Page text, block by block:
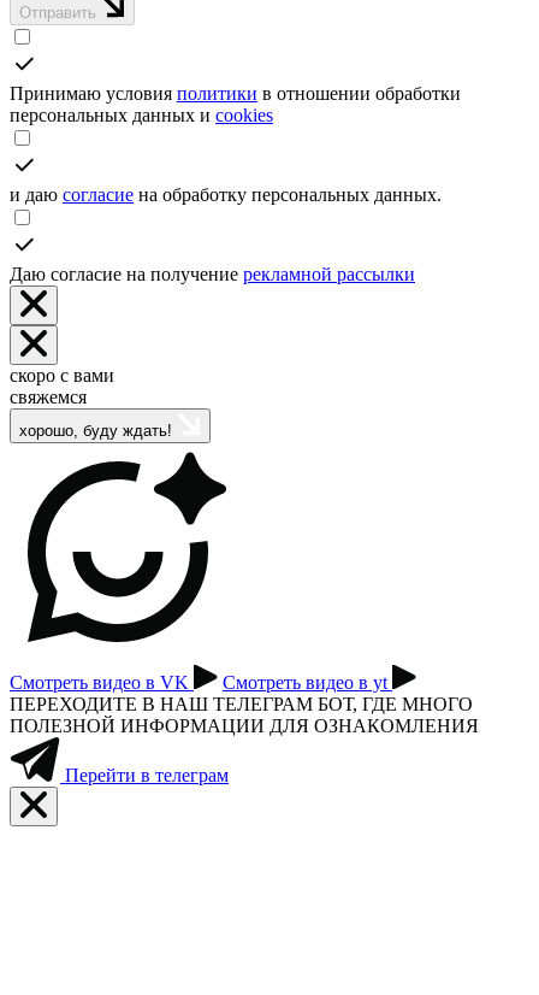
Отправить
Принимаю условия политики в отношении обработки
персональных данных и cookies
и даю согласие на обработку персональных данных.
Даю согласие на получение рекламной рассылки
скоро с вами
свяжемся
хорошо, буду ждать!
Смотреть видео в VK
Смотреть видео в yt
ПЕРЕХОДИТЕ В НАШ ТЕЛЕГРАМ БОТ, ГДЕ МНОГО
ПОЛЕЗНОЙ ИНФОРМАЦИИ ДЛЯ ОЗНАКОМЛЕНИЯ
Перейти в телеграм